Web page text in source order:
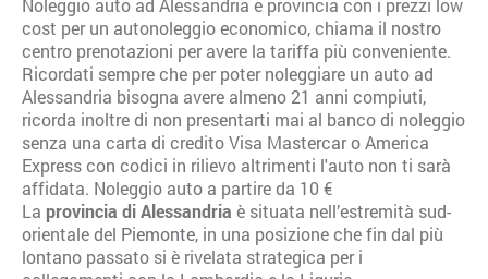
Noleggio auto ad Alessandria e provincia con i prezzi low
cost per un autonoleggio economico, chiama il nostro
centro prenotazioni per avere la tariffa più conveniente.
Ricordati sempre che per poter noleggiare un auto ad
Alessandria bisogna avere almeno 21 anni compiuti,
ricorda inoltre di non presentarti mai al banco di noleggio
senza una carta di credito Visa Mastercar o America
Express con codici in rilievo altrimenti l'auto non ti sarà
affidata. Noleggio auto a partire da 10 €
La provincia di Alessandria è situata nell’estremità sud-
orientale del Piemonte, in una posizione che fin dal più
lontano passato si è rivelata strategica per i